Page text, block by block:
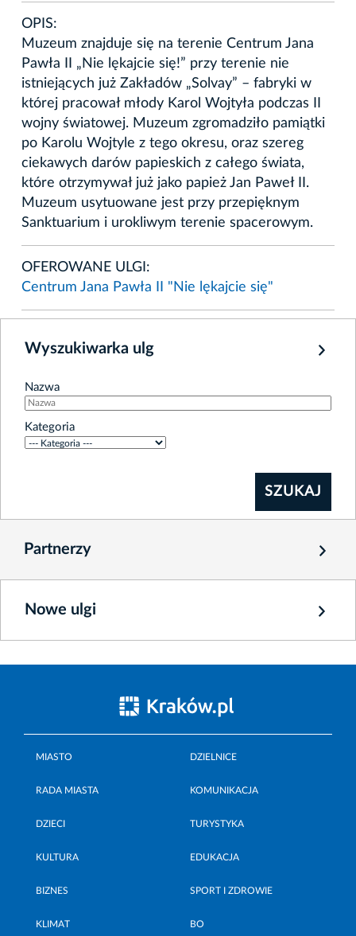
OPIS:
Muzeum znajduje się na terenie Centrum Jana
Pawła II „Nie lękajcie się!” przy terenie nie
istniejących już Zakładów „Solvay” – fabryki w
której pracował młody Karol Wojtyła podczas II
wojny światowej. Muzeum zgromadziło pamiątki
po Karolu Wojtyle z tego okresu, oraz szereg
ciekawych darów papieskich z całego świata,
które otrzymywał już jako papież Jan Paweł II.
Muzeum usytuowane jest przy przepięknym
Sanktuarium i urokliwym terenie spacerowym.
OFEROWANE ULGI:
Centrum Jana Pawła II "Nie lękajcie się"
Wyszukiwarka ulg
Nazwa
Kategoria
Partnerzy
Nowe ulgi
MIASTO DZIELNICE
RADA MIASTA KOMUNIKACJA
DZIECI TURYSTYKA
KULTURA EDUKACJA
BIZNES SPORT I ZDROWIE
KLIMAT BO